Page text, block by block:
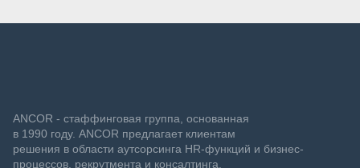
ANCOR - стаффинговая группа, основанная
в 1990 году. ANCOR предлагает клиентам
решения в области аутсорсинга HR-функций и бизнес-
процессов, рекрутмента и консалтинга.